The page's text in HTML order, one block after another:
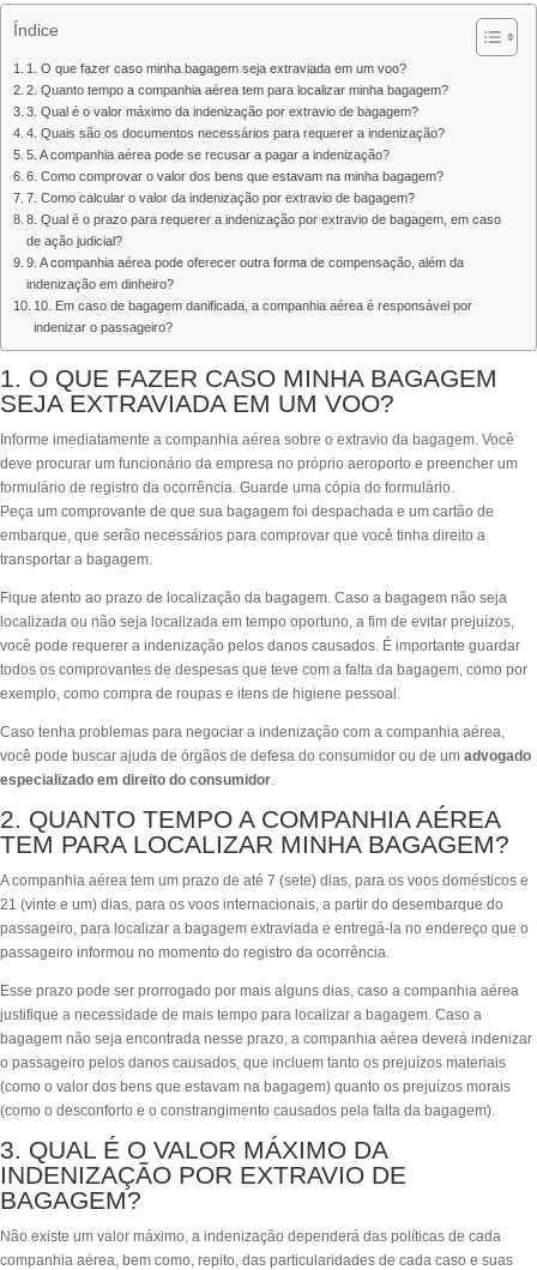
Índice
1. O que fazer caso minha bagagem seja extraviada em um voo?
2. Quanto tempo a companhia aérea tem para localizar minha bagagem?
3. Qual é o valor máximo da indenização por extravio de bagagem?
4. Quais são os documentos necessários para requerer a indenização?
5. A companhia aérea pode se recusar a pagar a indenização?
6. Como comprovar o valor dos bens que estavam na minha bagagem?
7. Como calcular o valor da indenização por extravio de bagagem?
8. Qual é o prazo para requerer a indenização por extravio de bagagem, em caso
de ação judicial?
9. A companhia aérea pode oferecer outra forma de compensação, além da
indenização em dinheiro?
10. Em caso de bagagem danificada, a companhia aérea é responsável por
indenizar o passageiro?
1. O QUE FAZER CASO MINHA BAGAGEM
SEJA EXTRAVIADA EM UM VOO?
Informe imediatamente a companhia aérea sobre o extravio da bagagem. Você
deve procurar um funcionário da empresa no próprio aeroporto e preencher um
formulário de registro da ocorrência. Guarde uma cópia do formulário.
Peça um comprovante de que sua bagagem foi despachada e um cartão de
embarque, que serão necessários para comprovar que você tinha direito a
transportar a bagagem.
Fique atento ao prazo de localização da bagagem. Caso a bagagem não seja
localizada ou não seja localizada em tempo oportuno, a fim de evitar prejuízos,
você pode requerer a indenização pelos danos causados. É importante guardar
todos os comprovantes de despesas que teve com a falta da bagagem, como por
exemplo, como compra de roupas e itens de higiene pessoal.
Caso tenha problemas para negociar a indenização com a companhia aérea,
você pode buscar ajuda de órgãos de defesa do consumidor ou de um advogado
especializado em direito do consumidor
2. QUANTO TEMPO A COMPANHIA AÉREA
TEM PARA LOCALIZAR MINHA BAGAGEM?
A companhia aérea tem um prazo de até 7 (sete) dias, para os voos domésticos e
21 (vinte e um) dias, para os voos internacionais, a partir do desembarque do
passageiro, para localizar a bagagem extraviada e entregá-la no endereço que o
passageiro informou no momento do registro da ocorrência.
Esse prazo pode ser prorrogado por mais alguns dias, caso a companhia aérea
justifique a necessidade de mais tempo para localizar a bagagem. Caso a
bagagem não seja encontrada nesse prazo, a companhia aérea deverá indenizar
o passageiro pelos danos causados, que incluem tanto os prejuízos materiais
(como o valor dos bens que estavam na bagagem) quanto os prejuízos morais
(como o desconforto e o constrangimento causados pela falta da bagagem).
3. QUAL É O VALOR MÁXIMO DA
INDENIZAÇÃO POR EXTRAVIO DE
BAGAGEM?
Não existe um valor máximo, a indenização dependerá das políticas de cada
companhia aérea, bem como, repito, das particularidades de cada caso e suas